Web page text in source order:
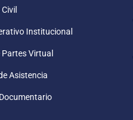
Institucional
Partes Virtual
Asistencia